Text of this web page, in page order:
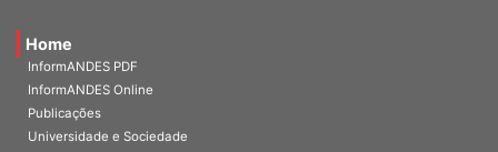
Home
InformANDES PDF
InformANDES Online
Publicações
Universidade e Sociedade